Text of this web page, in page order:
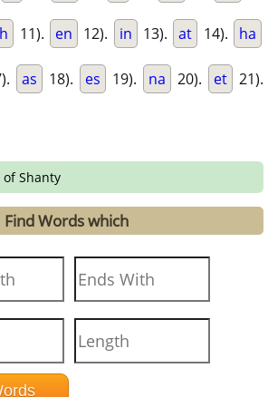
11). en 12). in 13). at 14). ha
as 18). es 19). na 20). et 21).
of Shanty
Find Words which